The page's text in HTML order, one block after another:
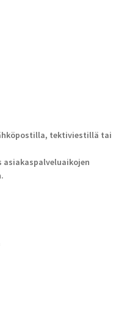
tektiviestillä tai
asiakaspalveluaikojen